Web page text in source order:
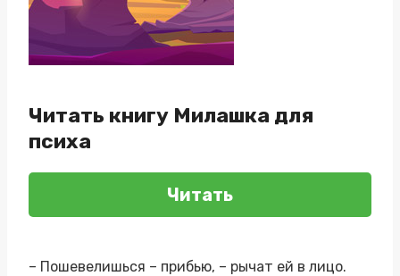
Читать книгу Милашка для
психа
Читать
– Пошевелишься – прибью, – рычат ей в лицо.